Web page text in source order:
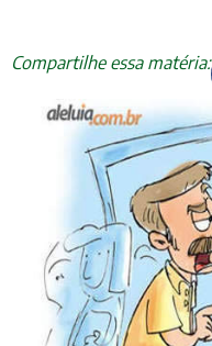
Compartilhe essa matéria: